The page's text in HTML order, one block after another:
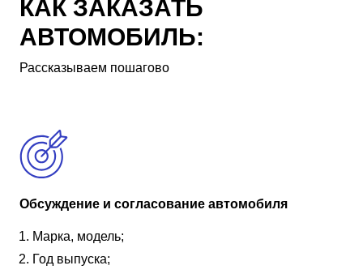
КАК ЗАКАЗАТЬ
АВТОМОБИЛЬ:
Рассказываем пошагово
Обсуждение и согласование автомобиля
Марка, модель;
Год выпуска;